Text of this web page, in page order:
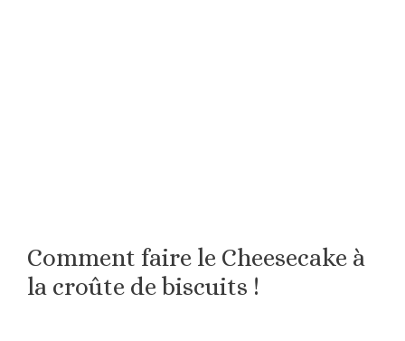
Comment faire le Cheesecake à
la croûte de biscuits !